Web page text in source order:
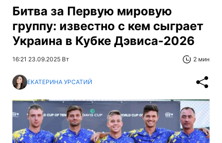
Битва за Первую мировую
группу: известно с кем сыграет
Украина в Кубке Дэвиса-2026
16:21 23.09.2025 Вт 2 мин
ЕКАТЕРИНА УРСАТИЙ